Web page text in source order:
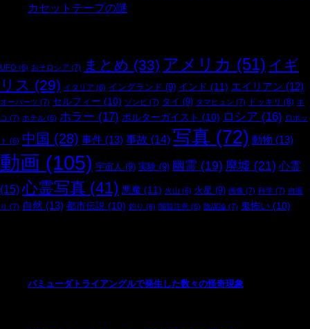
カセットテープの謎
UFO (6) おそロシア (7) まとめ (33) アメリカ (51) イギ
リス (29) イタリア (6) イングランド (9) インド (11) エイリアン (12)
オーパーツ (7) セルフィー (10) ゾンビ (7) タイ (9) タマヒュン (7) ドッキリ (8) ネ
コ (7) ホテル (6) ホラー (17) ポルターガイスト (10) ロシア (16) ロボッ
ト (6) 中国 (28) 事件 (13) 事故 (14) 写真 (72) 動物 (13)
動画 (105) 宇宙人 (9) 実験 (9) 幽霊 (19) 廃墟 (21) 心霊
(15) 心霊写真 (41) 悪魔 (11) 火山 (6) 火星 (9) 画像 (7) 科学 (7) 自撮
り (7) 自然 (13) 都市伝説 (10) 釣り (6) 閲覧注意 (6) 陰謀論 (7) 鬼怖い (10)
バミューダトライアングルで発生した数々の怪奇現象